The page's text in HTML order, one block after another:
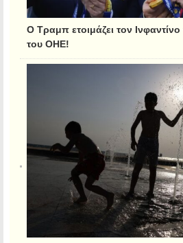
Ο Τραμπ ετοιμάζει τον
του ΟΗΕ!